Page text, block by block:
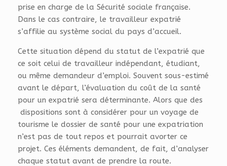
prise en charge de la Sécurité sociale française.
Dans le cas contraire, le travailleur expatrié
s’affilie au système social du pays d’accueil.
Cette situation dépend du statut de l’expatrié que
ce soit celui de travailleur indépendant, étudiant,
ou même demandeur d’emploi. Souvent sous-estimé
avant le départ, l’évaluation du coût de la santé
pour un expatrié sera déterminante. Alors que des
dispositions sont à considérer pour un voyage de
tourisme le dossier de santé pour une expatriation
n’est pas de tout repos et pourrait avorter ce
projet. Ces éléments demandent, de fait, d’analyser
chaque statut avant de prendre la route.